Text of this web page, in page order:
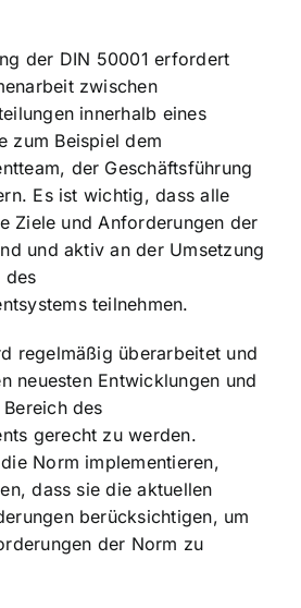
der DIN 50001 erfordert
zwischen
innerhalb eines
zum Beispiel dem
der Geschäftsführung
Es ist wichtig, dass alle
Ziele und Anforderungen der
und aktiv an der Umsetzung
des
teilnehmen.
regelmäßig überarbeitet und
neuesten Entwicklungen und
des
gerecht zu werden.
Norm implementieren,
dass sie die aktuellen
berücksichtigen, um
der Norm zu